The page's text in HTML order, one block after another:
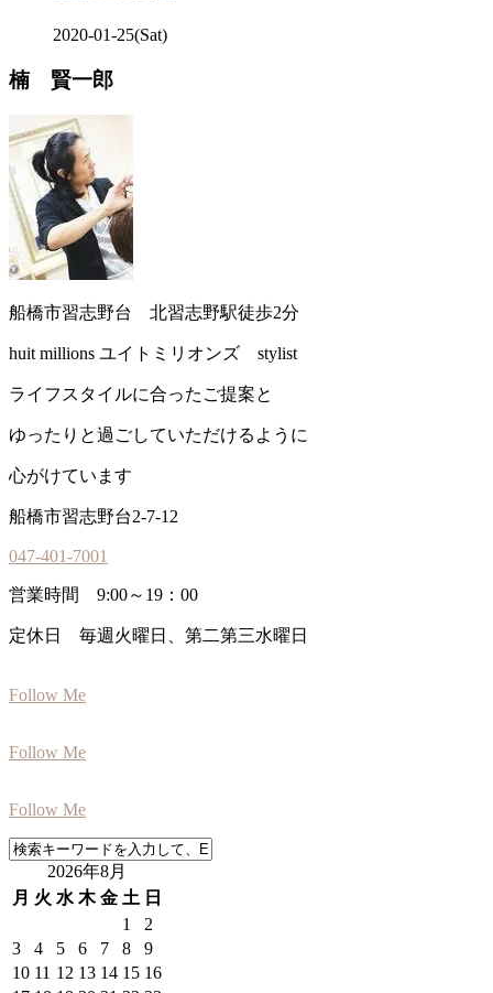
2020-01-25(Sat)
楠 賢一郎
船橋市習志野台 北習志野駅徒歩2分
huit millions ユイトミリオンズ stylist
ライフスタイルに合ったご提案と
ゆったりと過ごしていただけるように
心がけています
船橋市習志野台2-7-12
047-401-7001
営業時間 9:00～19：00
定休日 毎週火曜日、第二第三水曜日
Follow Me
Follow Me
Follow Me
2026年8月
月 火 水 木 金 土 日
1
2
3
4 5 6 7 8
9
10 11 12 13 14 15 16